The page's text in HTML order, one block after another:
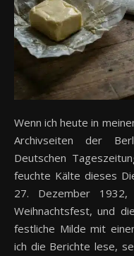
Wenn ich heute in meinem Arbeitszimmer die digitalisierten
Archivseiten der
Deutschen
feuchte Kälte dieses
27. Dezember
Weihnachtsfest, und
festliche Milde mit
ich die Berichte lese,